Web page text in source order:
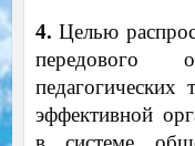
4. Целью
передового
педагогических
эффективной